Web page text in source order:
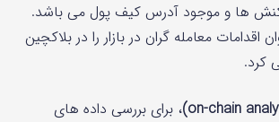
ها و موجود آدرس کیف پول می باشد.
اقدامات معامله گران در بازار را در بلاکچین
کرد.
، برای بررسی داده های